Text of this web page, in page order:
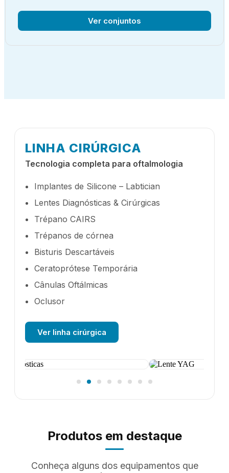
Ver conjuntos
LINHA CIRÚRGICA
Tecnologia completa para oftalmologia
Implantes de Silicone – Labtician
Lentes Diagnósticas & Cirúrgicas
Trépano CAIRS
Trépanos de córnea
Bisturis Descartáveis
Ceratoprótese Temporária
Cânulas Oftálmicas
Oclusor
Ver linha cirúrgica
Produtos em destaque
Conheça alguns dos equipamentos que